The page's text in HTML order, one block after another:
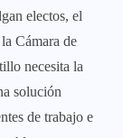
electos, el
Cámara de
necesita la
solución
de trabajo e